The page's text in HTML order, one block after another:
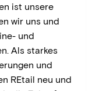
ist unsere
wir uns und
und
Als starkes
und
REtail neu und